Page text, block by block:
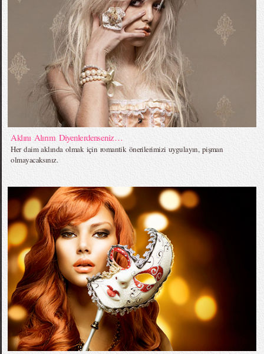
Aklını Alırım Diyenlerdenseniz…
Her daim aklında olmak için romantik önerilerimizi uygulayın, pişman
olmayacaksınız.